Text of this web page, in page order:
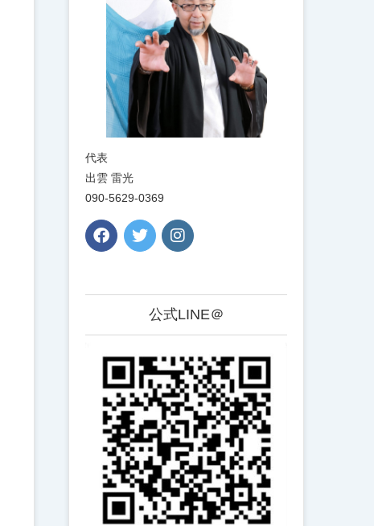
代表
出雲 雷光
090-5629-0369
公式LINE＠